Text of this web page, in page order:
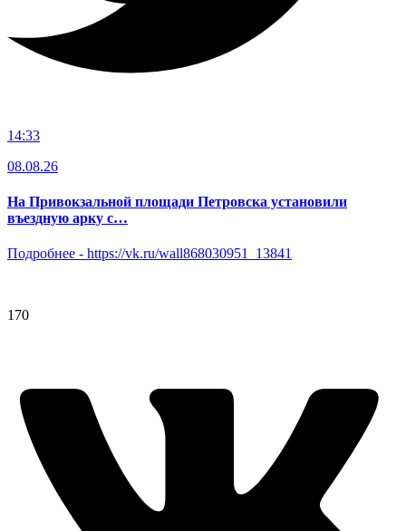
14:33
08.08.26
На Привокзальной площади Петровска установили
въездную арку с…
Подробнее - https://vk.ru/wall868030951_13841
170